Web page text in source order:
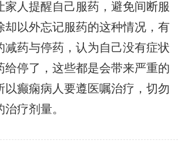
家人提醒自己服药，避免间断服
却以外忘记服药的这种情况，有
减药与停药，认为自己没有症状
给停了，这些都是会带来严重的
以癫痫病人要遵医嘱治疗，切勿
疗剂量。